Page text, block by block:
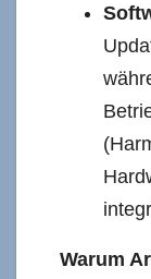
Warum